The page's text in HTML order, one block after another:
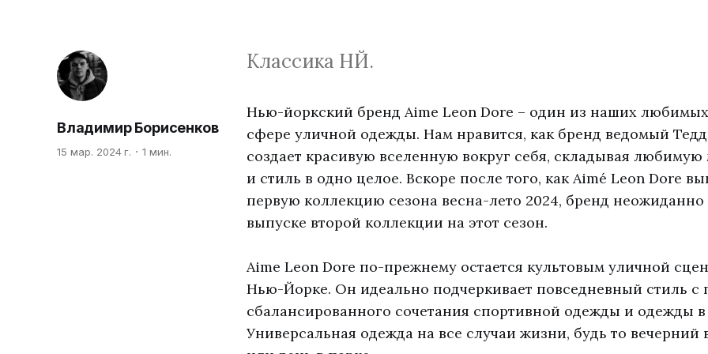
Владимир Борисенков
15 мар. 2024 г. 1 мин.
Классика НЙ.
Нью-йоркский бренд Aime Leon Dore – один из наших
сфере уличной одежды. Нам нравится, как бренд ведомый
создает красивую вселенную вокруг себя, складывая любимую
и стиль в одно целое. Вскоре после того, как Aimé Leon Dore
первую коллекцию сезона весна-лето 2024, бренд неожиданно
выпуске второй коллекции на этот сезон.
Aime Leon Dore по-прежнему остается культовым уличной
Нью-Йорке. Он идеально подчеркивает повседневный стиль
сбалансированного сочетания спортивной одежды и одежды в
Универсальная одежда на все случаи жизни, будь то вечерний